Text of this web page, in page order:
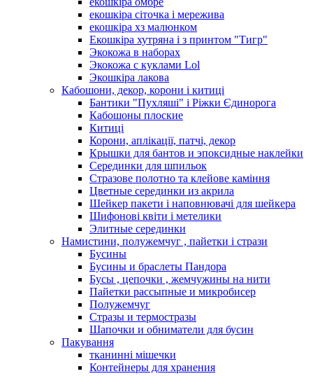
екошкіра сіточка і мережива
екошкіра хз малюнком
Екошкіра хутряна і з принтом "Тигр"
Экокожа в наборах
Экокожа с куклами Lol
Экошкiра лакова
Кабошони, декор, корони і китиці
Бантики "Пухляші" і Ріжки Єдинорога
Кабошоны плоские
Китиці
Корони, аплікації, патчі, декор
Крышки для бантов и эпоксидные наклейки
Серединки для шпильок
Стразове полотно та клейове каміння
Цветные серединки из акрила
Шейкер пакети і наповнювачі для шейкера
Шифонові квіти і метелики
Элитные серединки
Намистини, полужемчуг , пайетки і стрази
Бусины
Бусины и браслеты Пандора
Бусы , цепочки , жемчужины на нити
Пайетки рассыпные и микробисер
Полужемчуг
Стразы и термостразы
Шапочки и обниматели для бусин
Пакування
тканинні мішечки
Контейнеры для хранения